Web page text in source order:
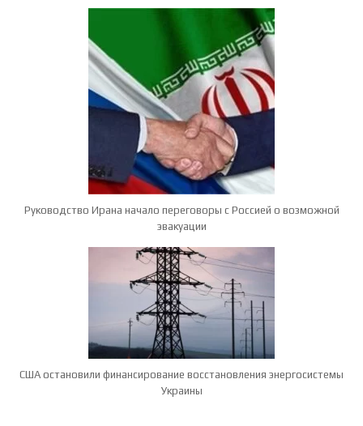
Руководство Ирана начало переговоры с Россией о возможной
эвакуации
США остановили финансирование восстановления энергосистемы
Украины